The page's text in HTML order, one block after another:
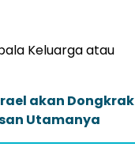
Keluarga atau
akan Dongkrak
Utamanya